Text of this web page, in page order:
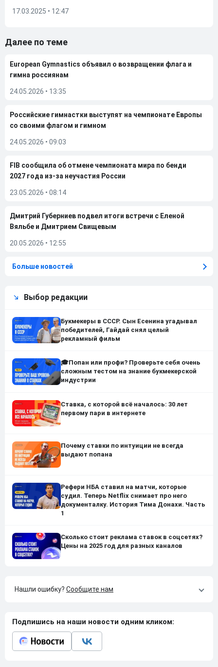
17.03.2025 • 12:47
Далее по теме
European Gymnastics объявил о возвращении флага и
гимна россиянам
24.05.2026 • 13:35
Российские гимнастки выступят на чемпионате Европы
со своими флагом и гимном
24.05.2026 • 09:03
FIB сообщила об отмене чемпионата мира по бенди
2027 года из-за неучастия России
23.05.2026 • 08:14
Дмитрий Губерниев подвел итоги встречи с Еленой
Вяльбе и Дмитрием Свищевым
20.05.2026 • 12:55
Больше новостей
Выбор редакции
Букмекеры в СССР. Сын Есенина угадывал
победителей, Гайдай снял целый
рекламный фильм
🎓Попан или профи? Проверьте себя очень
сложным тестом на знание букмекерской
индустрии
Ставка, с которой всё началось: 30 лет
первому пари в интернете
Почему ставки по интуиции не всегда
выдают попана
Рефери НБА ставил на матчи, которые
судил. Теперь Netflix снимает про него
документалку. История Тима Донахи. Часть
1
Сколько стоит реклама ставок в соцсетях?
Цены на 2025 год для разных каналов
Нашли ошибку? Сообщите нам
Подпишись на наши новости одним кликом: